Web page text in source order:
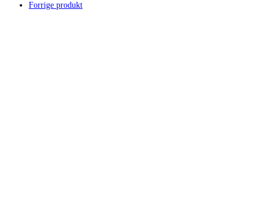
Forrige produkt